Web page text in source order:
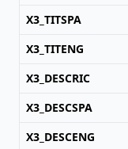
X3_TITSPA
X3_TITENG
X3_DESCRIC
X3_DESCSPA
X3_DESCENG